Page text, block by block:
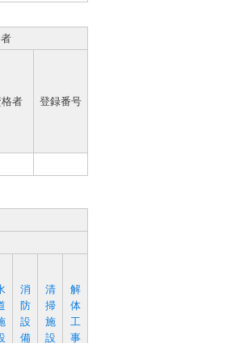
格者 登録番号
消
防
設
備
清
掃
施
設
解
体
工
事